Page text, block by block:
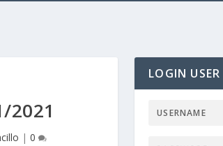
2021
| 0
LOGIN